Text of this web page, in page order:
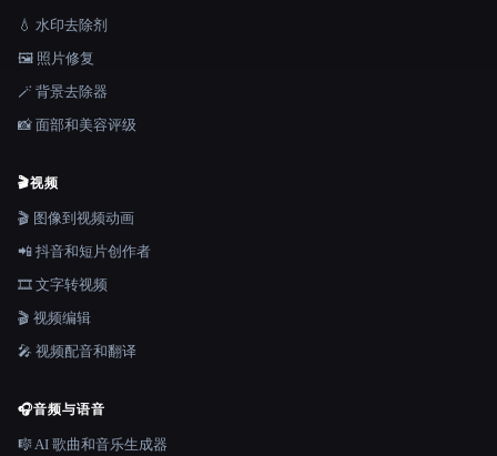
💧 水印去除剂
🖼️ 照片修复
🪄 背景去除器
📸 面部和美容评级
🎬视频
🎬 图像到视频动画
📲 抖音和短片创作者
🎞️ 文字转视频
🎬 视频编辑
🎤 视频配音和翻译
🎧音频与语音
🎼 AI 歌曲和音乐生成器